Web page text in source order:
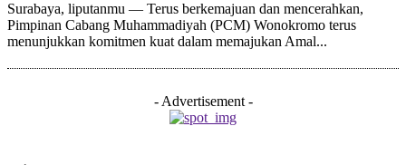
Surabaya, liputanmu — Terus berkemajuan dan mencerahkan,
Pimpinan Cabang Muhammadiyah (PCM) Wonokromo terus
menunjukkan komitmen kuat dalam memajukan Amal...
- Advertisement -